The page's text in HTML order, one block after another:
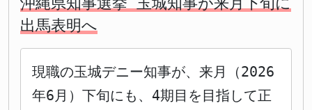
出馬表明へ
現職の玉城デニー知事が、来月（2026
年6月）下旬にも、4期目を目指して正